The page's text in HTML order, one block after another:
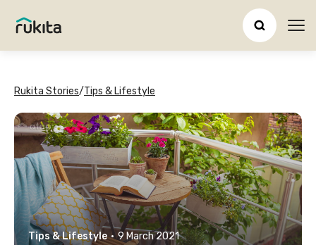
Rukita Stories/Tips & Lifestyle
Tips & Lifestyle · 9 March 2021